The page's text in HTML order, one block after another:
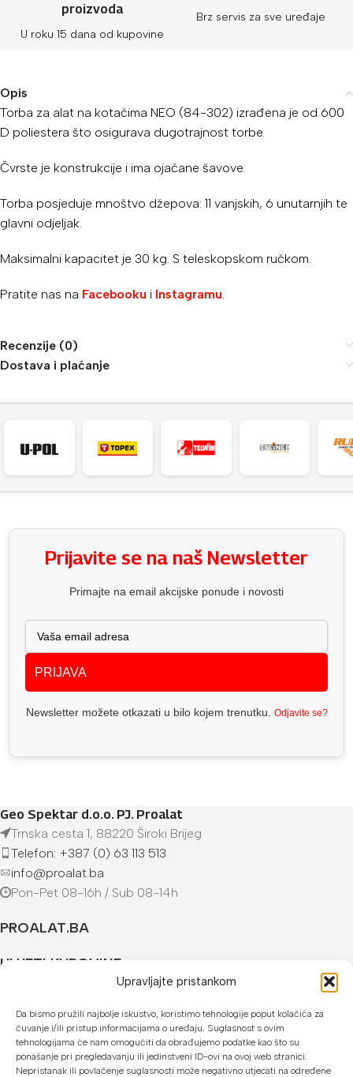
Upravljajte pristankom
Da bismo pružili najbolje iskustvo, koristimo tehnologije poput kolačića za
čuvanje i/ili pristup informacijama o uređaju. Suglasnost s ovim
tehnologijama će nam omogućiti da obrađujemo podatke kao što su
ponašanje pri pregledavanju ili jedinstveni ID-ovi na ovoj web stranici.
Nepristanak ili povlačenje suglasnosti može negativno utjecati na određene
proizvoda
U roku 15 dana od kupovine
Brz servis za sve uređaje
Opis
Torba za alat na kotačima NEO (84-302) izrađena je od 600
D poliestera što osigurava dugotrajnost torbe.
Čvrste je konstrukcije i ima ojačane šavove.
Torba posjeduje mnoštvo džepova: 11 vanjskih, 6 unutarnjih te
glavni odjeljak.
Maksimalni kapacitet je 30 kg. S teleskopskom ručkom.
Pratite nas na Facebooku i Instagramu
Recenzije (0)
Dostava i plaćanje
Prijavite se na naš Newsletter
Primajte na email akcijske ponude i novosti
PRIJAVA
Newsletter možete otkazati u bilo kojem trenutku. Odjavite se?
Geo Spektar d.o.o. PJ. Proalat
Trnska cesta 1, 88220 Široki Brijeg
Telefon: +387 (0) 63 113 513
info@proalat.ba
Pon-Pet 08-16h / Sub 08-14h
PROALAT.BA
UVJETI KUPOVINE
U našoj web trgovini možete platiti:
Kreditnim karticama jednokratno ili do 24 rate